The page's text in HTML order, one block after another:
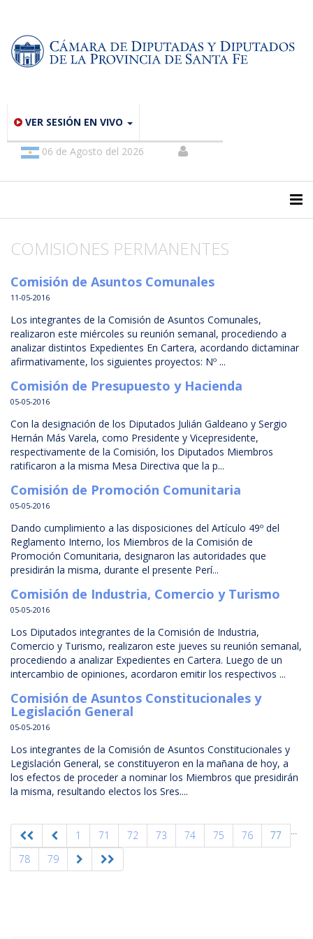
VER SESIÓN EN VIVO
06 de Agosto del 2026
COMISIONES PERMANENTES
Comisión de Asuntos Comunales
11-05-2016
Los integrantes de la Comisión de Asuntos Comunales,
realizaron este miércoles su reunión semanal, procediendo a
analizar distintos Expedientes En Cartera, acordando dictaminar
afirmativamente, los siguientes proyectos: Nº ...
Comisión de Presupuesto y Hacienda
05-05-2016
Con la designación de los Diputados Julián Galdeano y Sergio
Hernán Más Varela, como Presidente y Vicepresidente,
respectivamente de la Comisión, los Diputados Miembros
ratificaron a la misma Mesa Directiva que la p...
Comisión de Promoción Comunitaria
05-05-2016
Dando cumplimiento a las disposiciones del Artículo 49º del
Reglamento Interno, los Miembros de la Comisión de
Promoción Comunitaria, designaron las autoridades que
presidirán la misma, durante el presente Perí...
Comisión de Industria, Comercio y Turismo
05-05-2016
Los Diputados integrantes de la Comisión de Industria,
Comercio y Turismo, realizaron este jueves su reunión semanal,
procediendo a analizar Expedientes en Cartera. Luego de un
intercambio de opiniones, acordaron emitir los respectivos ...
Comisión de Asuntos Constitucionales y
Legislación General
05-05-2016
Los integrantes de la Comisión de Asuntos Constitucionales y
Legislación General, se constituyeron en la mañana de hoy, a
los efectos de proceder a nominar los Miembros que presidirán
la misma, resultando electos los Sres....
1 ...
71 72 73 74 75 76
77
78
79